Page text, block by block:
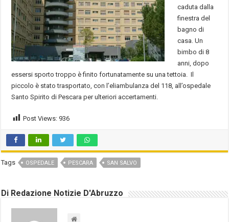
caduta dalla
finestra del
bagno di
casa. Un
bimbo di 8
anni, dopo
essersi sporto troppo è finito fortunatamente su una tettoia. Il
piccolo è stato trasportato, con l’eliambulanza del 118, all’ospedale
Santo Spirito di Pescara per ulteriori accertamenti.
Post Views: 936
Tags OSPEDALE PESCARA SAN SALVO
Di Redazione Notizie D'Abruzzo